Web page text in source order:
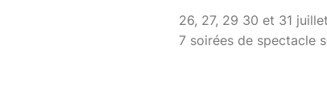
26, 27, 29 30 et 31
7 soirées de spectacle